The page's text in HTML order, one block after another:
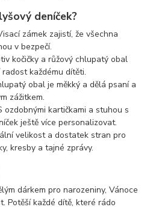
deníček?
zámek zajistí, že všechna
v bezpečí.
kočičky a růžový chlupatý obal
každému dítěti.
obal je měkký a dělá psaní a
zážitkem.
ozdobnými kartičkami a stuhou s
ještě více personalizovat.
velikost a dostatek stran pro
kresby a tajné zprávy.
dárkem pro narozeniny, Vánoce
Potěší každé dítě, které rádo